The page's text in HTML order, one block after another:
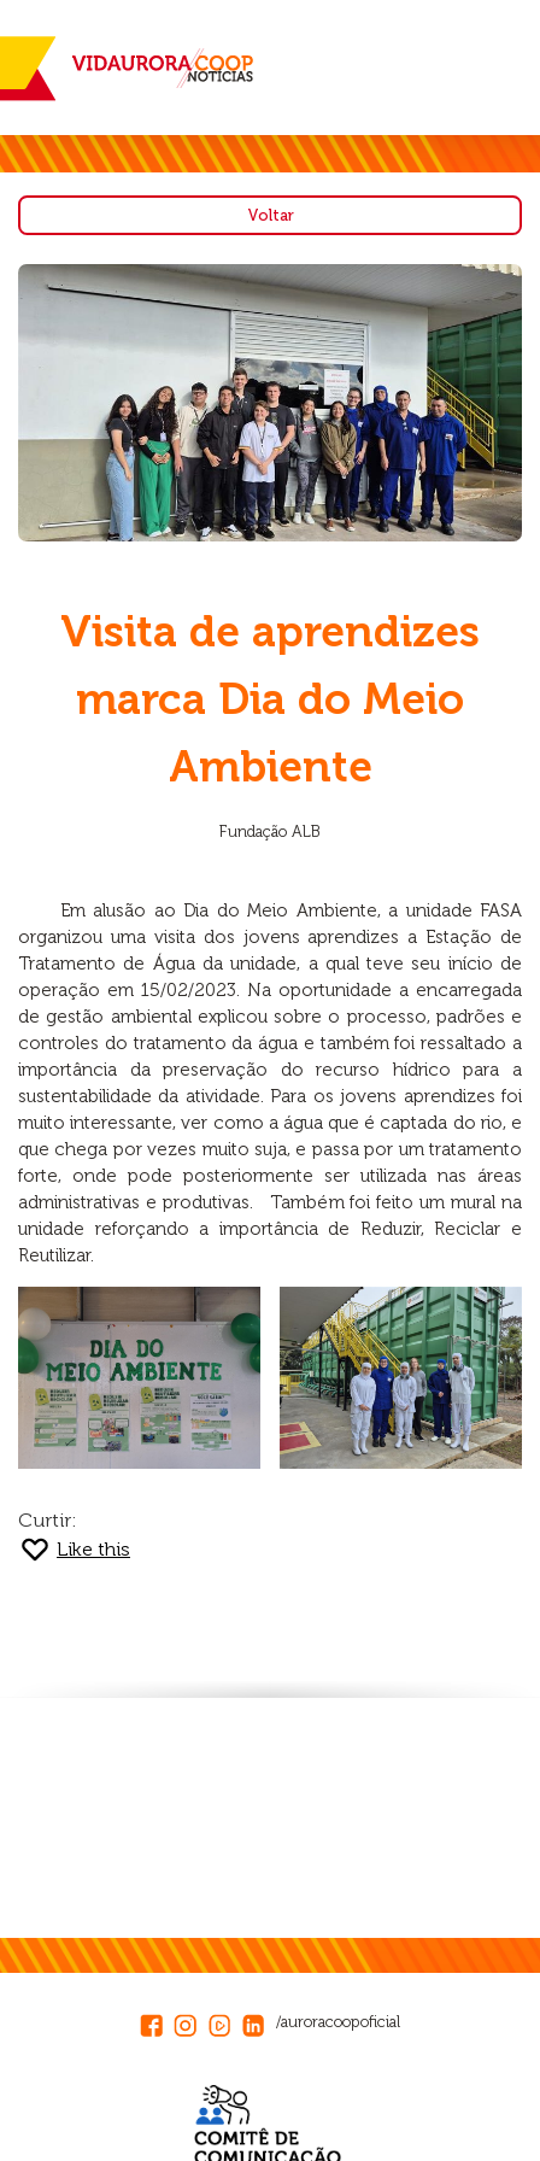
Voltar
Visita de aprendizes
marca Dia do Meio
Ambiente
Fundação ALB
Em alusão ao Dia do Meio Ambiente, a unidade FASA
organizou uma visita dos jovens aprendizes a Estação de
Tratamento de Água da unidade, a qual teve seu início de
operação em 15/02/2023. Na oportunidade a encarregada
de gestão ambiental explicou sobre o processo, padrões e
controles do tratamento da água e também foi ressaltado a
importância da preservação do recurso hídrico para a
sustentabilidade da atividade. Para os jovens aprendizes foi
muito interessante, ver como a água que é captada do rio, e
que chega por vezes muito suja, e passa por um tratamento
forte, onde pode posteriormente ser utilizada nas áreas
administrativas e produtivas. Também foi feito um mural na
unidade reforçando a importância de Reduzir, Reciclar e
Reutilizar.
Curtir:
Like this
/auroracoopoficial